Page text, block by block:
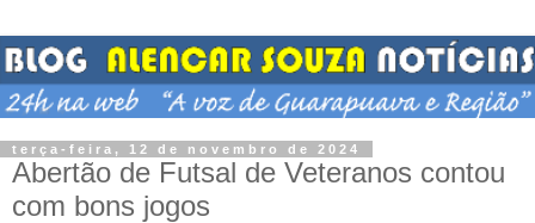
terça-feira, 12 de novembro de 2024
Abertão de Futsal de Veteranos contou
com bons jogos